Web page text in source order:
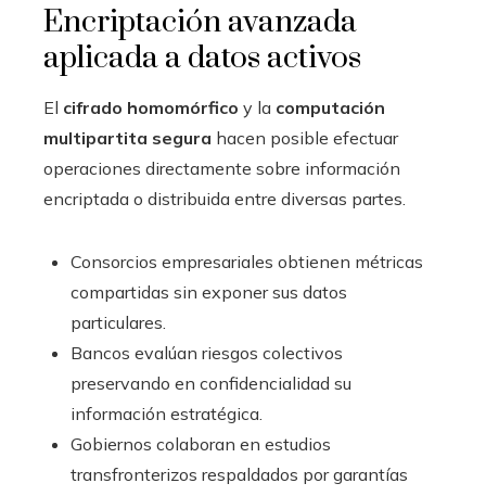
Encriptación avanzada
aplicada a datos activos
El cifrado homomórfico y la computación
multipartita segura hacen posible efectuar
operaciones directamente sobre información
encriptada o distribuida entre diversas partes.
Consorcios empresariales obtienen métricas
compartidas sin exponer sus datos
particulares.
Bancos evalúan riesgos colectivos
preservando en confidencialidad su
información estratégica.
Gobiernos colaboran en estudios
transfronterizos respaldados por garantías